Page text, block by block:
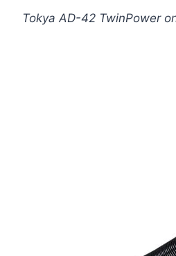
Tokya AD-42 TwinPower